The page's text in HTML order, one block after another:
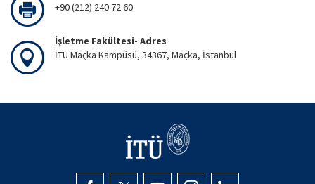
+90 (212) 240 72 60
İşletme Fakültesi- Adres
İTÜ Maçka Kampüsü, 34367, Maçka, İstanbul